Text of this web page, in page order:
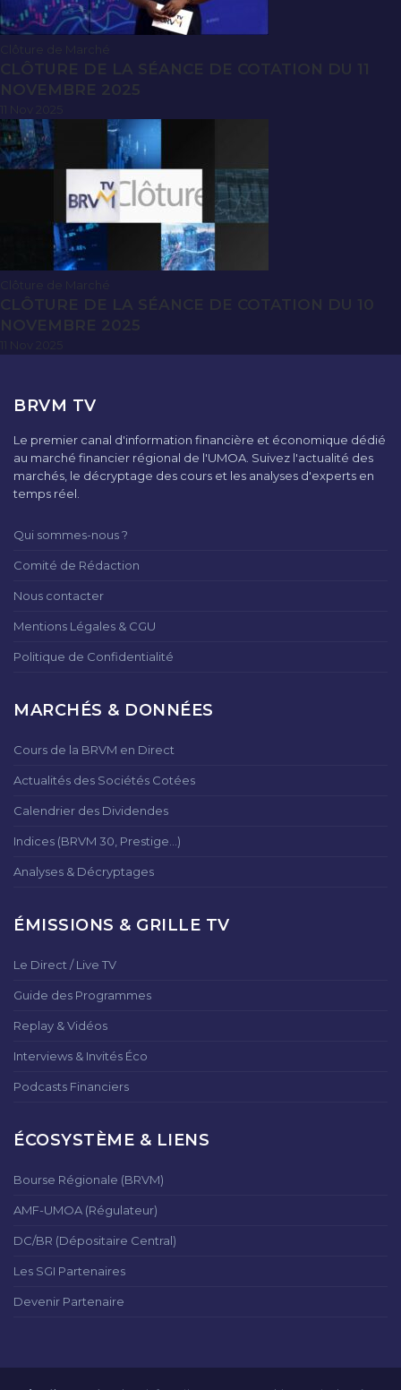
CLÔTURE DE LA SÉANCE DE COTATION DU 11
NOVEMBRE 2025
CLÔTURE DE LA SÉANCE DE COTATION DU 10
NOVEMBRE 2025
BRVM TV
Le premier canal d'information financière et économique dédié
au marché financier régional de l'UMOA. Suivez l'actualité des
marchés, le décryptage des cours et les analyses d'experts en
temps réel.
Qui sommes-nous ?
Comité de Rédaction
Nous contacter
Mentions Légales & CGU
Politique de Confidentialité
MARCHÉS & DONNÉES
Cours de la BRVM en Direct
Actualités des Sociétés Cotées
Calendrier des Dividendes
Indices (BRVM 30, Prestige...)
Analyses & Décryptages
ÉMISSIONS & GRILLE TV
Le Direct / Live TV
Guide des Programmes
Replay & Vidéos
Interviews & Invités Éco
Podcasts Financiers
ÉCOSYSTÈME & LIENS
Bourse Régionale (BRVM)
AMF-UMOA (Régulateur)
DC/BR (Dépositaire Central)
Les SGI Partenaires
Devenir Partenaire